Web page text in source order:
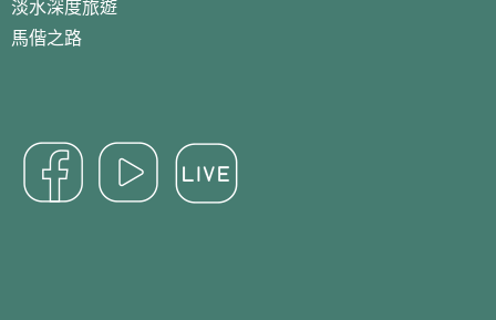
淡水深度旅遊
馬偕之路